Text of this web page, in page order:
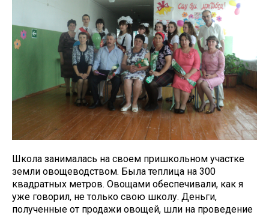
Школа занималась на своем пришкольном участке
земли овощеводством. Была теплица на 300
квадратных метров. Овощами обеспечивали, как я
уже говорил, не только свою школу. Деньги,
полученные от продажи овощей, шли на проведение